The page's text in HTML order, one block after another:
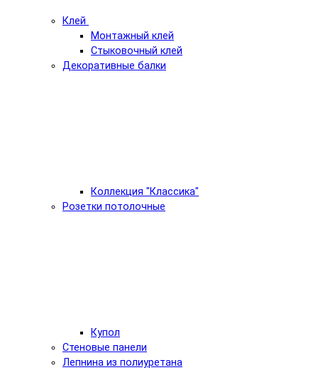
Клей
Монтажный клей
Стыковочный клей
Декоративные балки
Коллекция "Классика"
Розетки потолочные
Купол
Стеновые панели
Лепнина из полиуретана